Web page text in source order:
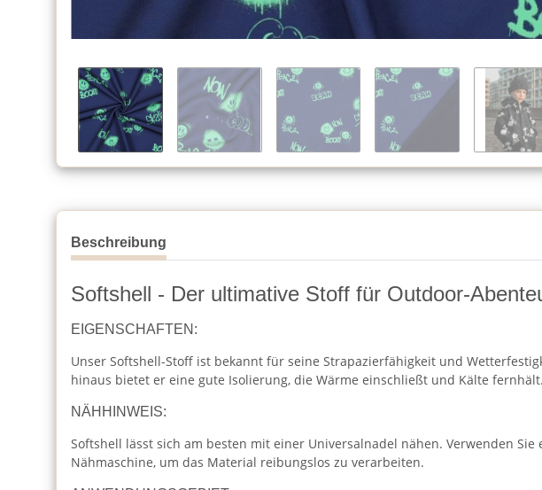
Beschreibung
Softshell - Der ultimative Stoff für Outdoor-
EIGENSCHAFTEN:
Unser Softshell-Stoff ist bekannt für seine Strapazierfähigkeit und
hinaus bietet er eine gute Isolierung, die Wärme einschließt und Kälte fernhält.
NÄHHINWEIS:
Softshell lässt sich am besten mit einer Universalnadel nähen. Verwenden
Nähmaschine, um das Material reibungslos zu verarbeiten.